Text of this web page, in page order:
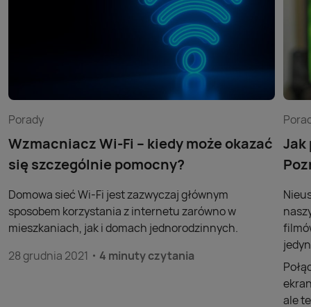
Porady
Wzmacniacz Wi-Fi – kiedy może okazać
się szczególnie pomocny?
Domowa sieć Wi-Fi jest zazwyczaj głównym
sposobem korzystania z internetu zarówno w
mieszkaniach, jak i domach jednorodzinnych.
28 grudnia 2021
4 minuty czytania
Jak
ale